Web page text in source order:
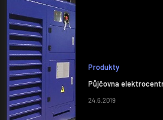
Produkty
Půjčovna
24.6.2019